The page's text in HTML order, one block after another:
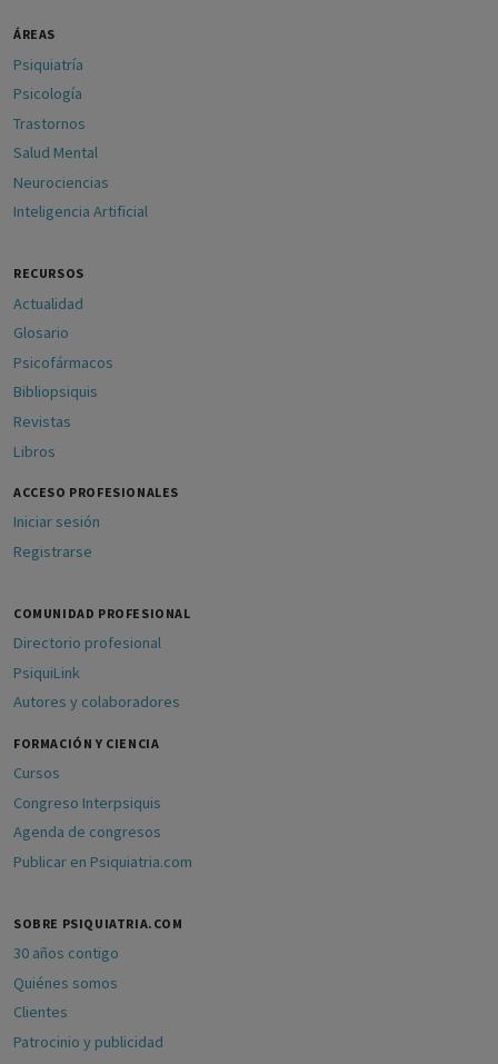
ÁREAS
Psiquiatría
Psicología
Trastornos
Salud Mental
Neurociencias
Inteligencia Artificial
RECURSOS
Actualidad
Glosario
Psicofármacos
Bibliopsiquis
Revistas
Libros
ACCESO PROFESIONALES
Iniciar sesión
Registrarse
COMUNIDAD PROFESIONAL
Directorio profesional
PsiquiLink
Autores y colaboradores
FORMACIÓN Y CIENCIA
Cursos
Congreso Interpsiquis
Agenda de congresos
Publicar en Psiquiatria.com
SOBRE PSIQUIATRIA.COM
30 años contigo
Quiénes somos
Clientes
Patrocinio y publicidad